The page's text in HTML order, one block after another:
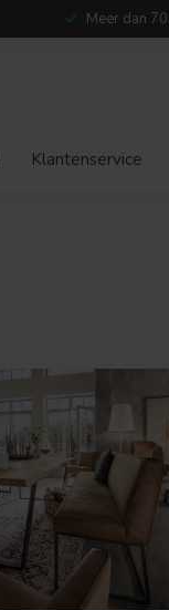
Meer dan
Klantenservice